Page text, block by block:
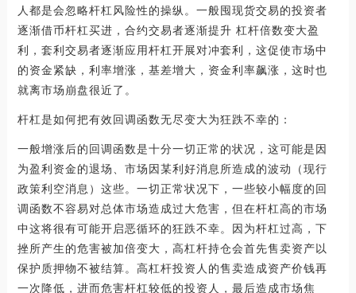
人都是会忽略杆杠风险性的操纵。一般囤现货交易的投资者
逐渐借币杆杠买进，合约交易者逐渐提升 杠杆倍数变大盈
利，套利交易者逐渐应用杆杠开展对冲套利，这促使市场中
的资金紧缺，利率增涨，基差增大，资金利率飙涨，这时也
就离市场崩盘很近了。
杆杠是如何把有效回调函数无尽变大为狂跌不幸的：
一般增涨后的回调函数是十分一切正常的状况，这可能是因
为盈利资金的退场、市场因某利好消息所造成的波动（现行
政策利空消息）这些。一切正常状况下，一些较小幅度的回
调函数不容易对总体市场造成过大危害，但在杆杠高的市场
中这将很有可能开启恶循环的狂跌不幸。因为杆杠过高，下
挫所产生的危害被加倍变大，高杠杆持仓会首先售卖资产以
保护质押物不被结算。高杠杆投资人的售卖造成资产价钱再
一次降低，进而危害杆杠较低的投资人，最后造成市场焦